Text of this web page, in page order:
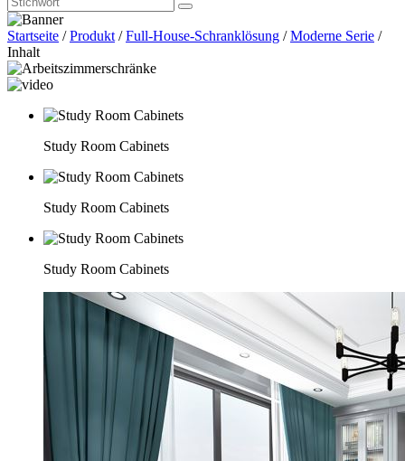
Startseite /Produkt /Full-House-Schranklösung /Moderne Serie /
Inhalt
Study Room Cabinets
Study Room Cabinets
Study Room Cabinets